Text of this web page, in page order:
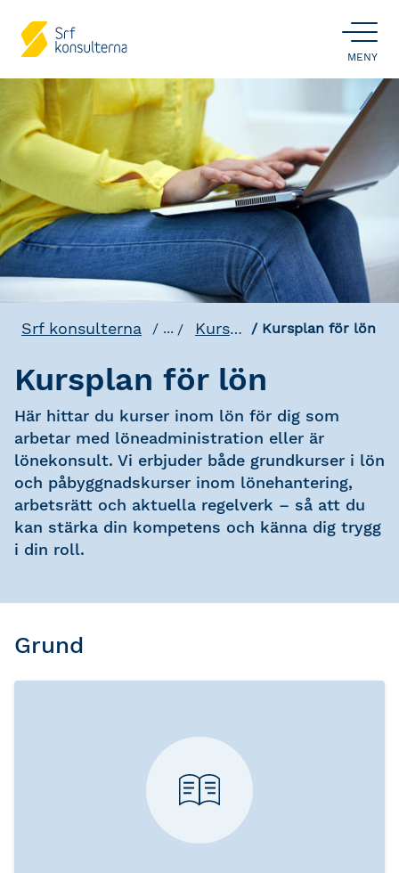
ÖPPNA
MENY
Srf konsulterna ... Kursplaner & Program Kursplan för lön
Kursplan för lön
Här hittar du kurser inom lön för dig som
arbetar med löneadministration eller är
lönekonsult. Vi erbjuder både grundkurser i lön
och påbyggnadskurser inom lönehantering,
arbetsrätt och aktuella regelverk – så att du
kan stärka din kompetens och känna dig trygg
i din roll.
Grund